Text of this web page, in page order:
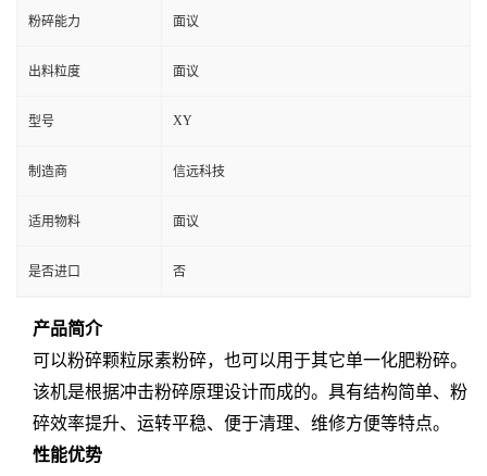
粉碎能力 面议
出料粒度 面议
型号 XY
制造商 信远科技
适用物料 面议
是否进口 否
产品简介
可以粉碎颗粒尿素粉碎，也可以用于其它单一化肥粉碎。
该机是根据冲击粉碎原理设计而成的。具有结构简单、粉
碎效率提升、运转平稳、便于清理、维修方便等特点。
性能优势